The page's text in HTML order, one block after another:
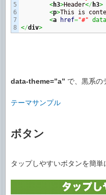
5
6
7
<h3>Header</ h3>
<p>This is
<a href="#"
</div>
data-theme=”a” で、黒系の
テーマサンプル
ボタン
タップしやすいボタンを簡単